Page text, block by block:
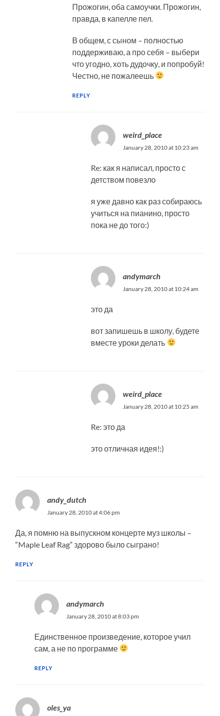
Прожогин, оба самоучки. Прожогин,
правда, в капелле пел.
В общем, с сыном – полностью
поддерживаю, а про себя – выбери
что угодно, хоть дудочку, и попробуй!
Честно, не пожалеешь
REPLY
weird_place
January 28, 2010 at 10:23 am
Re: как я написал, просто с
детством повезло
я уже давно как раз собираюсь
учиться на пианино, просто
пока не до того:)
andymarch
January 28, 2010 at 10:24 am
это да
вот запишешь в школу, будете
вместе уроки делать
weird_place
January 28, 2010 at 10:25 am
Re: это да
это отличная идея!:)
andy_dutch
January 28, 2010 at 4:06 pm
Да, я помню на выпускном концерте муз школы –
“Maple Leaf Rag” здорово было сыграно!
REPLY
andymarch
January 28, 2010 at 8:03 pm
Единственное произведение, которое учил
сам, а не по программе
REPLY
oles_ya